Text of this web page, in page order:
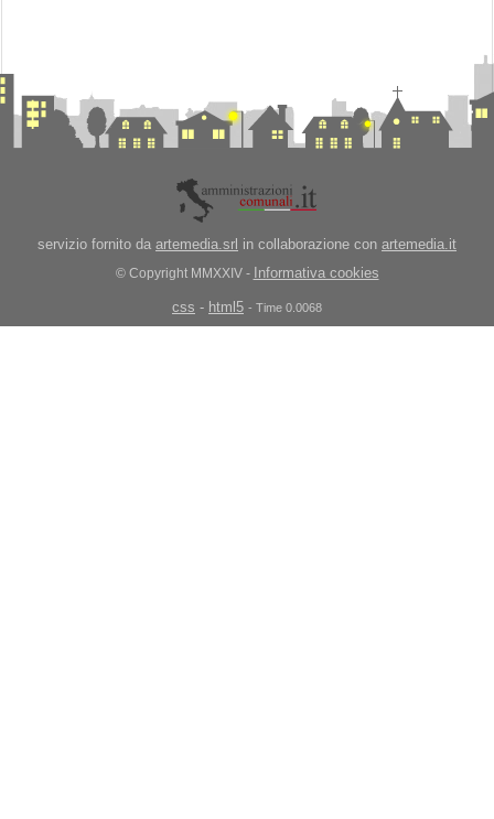
servizio fornito da artemedia.srl in collaborazione con artemedia.it
© Copyright MMXXIV - Informativa cookies
css - html5 - Time 0.0068